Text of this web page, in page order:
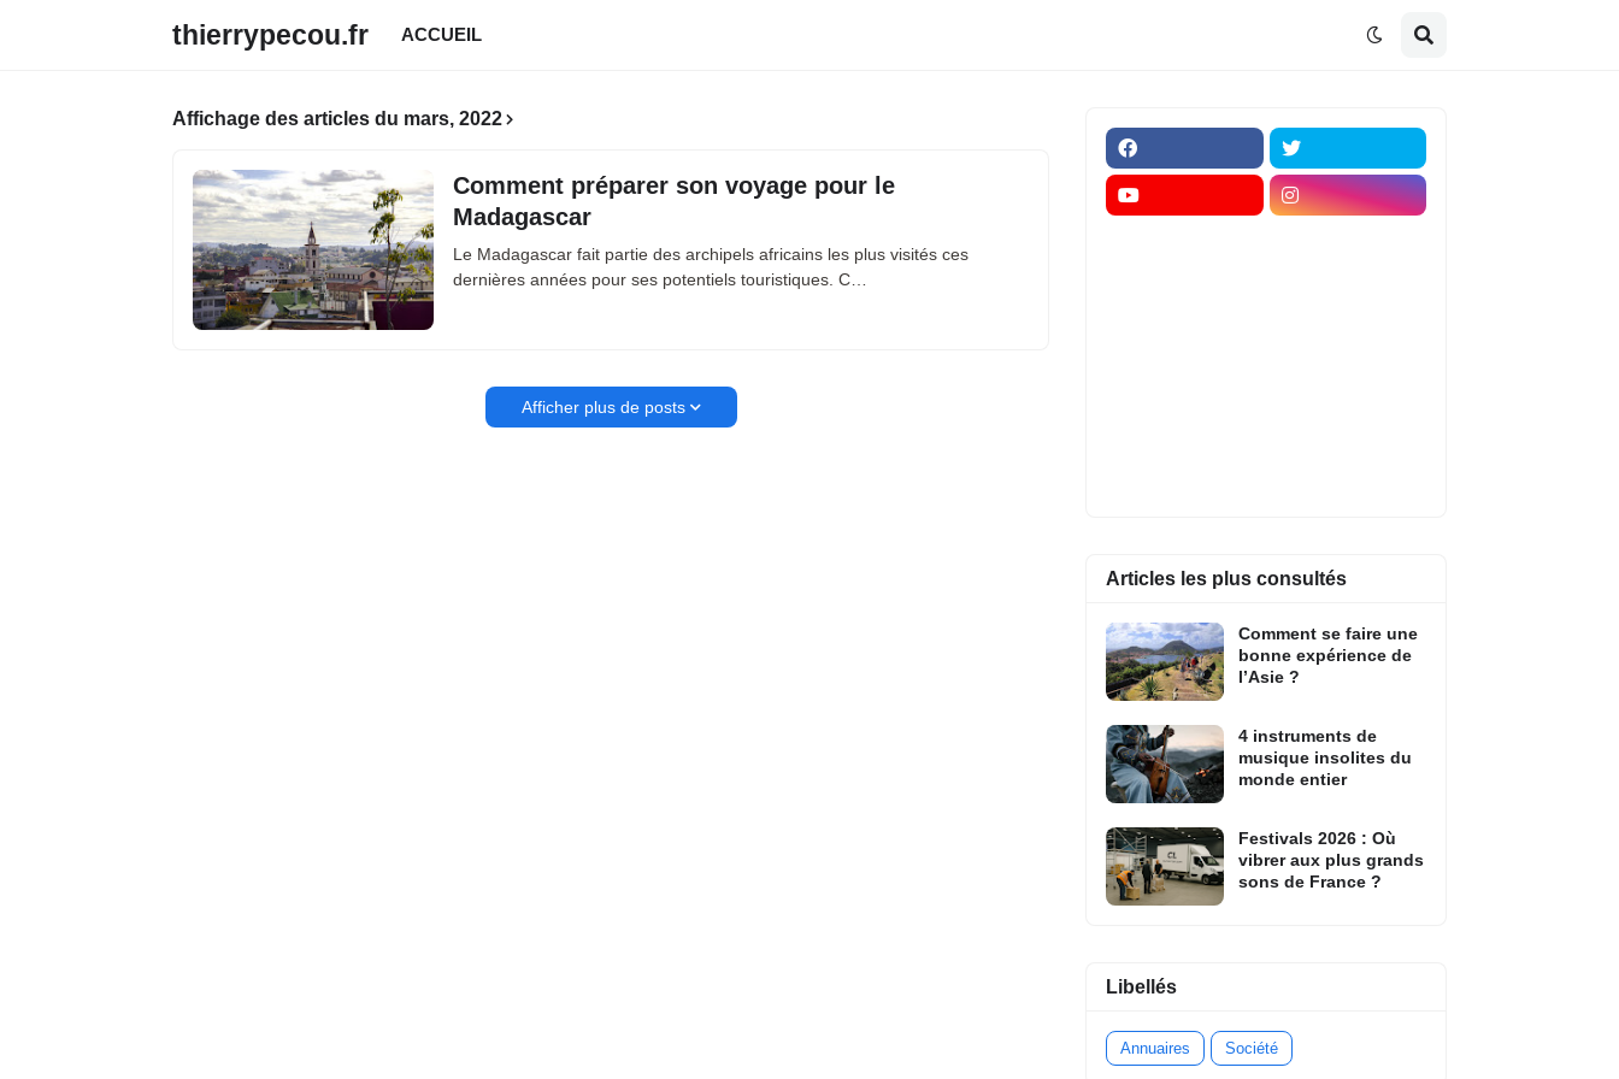
thierrypecou.fr ACCUEIL
Affichage des articles du mars, 2022
Comment préparer son voyage pour le
Madagascar
Le Madagascar fait partie des archipels africains les plus visités ces
dernières années pour ses potentiels touristiques. C…
Afficher plus de posts
Articles les plus consultés
Comment se faire une
bonne expérience de
l’Asie ?
4 instruments de
musique insolites du
monde entier
Festivals 2026 : Où
vibrer aux plus grands
sons de France ?
Libellés
Annuaires Société